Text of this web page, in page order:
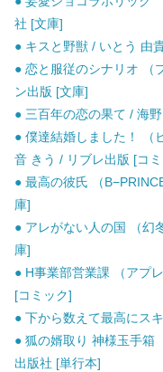
社 [文庫]
● キスと野獣 / いとう 由
● 恋と服従のシナリオ （
ン出版 [文庫]
● 三百年の恋の果て / 海
● 僕達結婚しました！ （
音 きう / リブレ出版 [コ
● 最高の彼氏 （
庫]
● アレがない人の国 （幻
庫]
● H事業部営業課 （アプ
[コミック]
● 下から数えて最高にス
● 狐の婿取り 神様玉手箱
出版社 [単行本]